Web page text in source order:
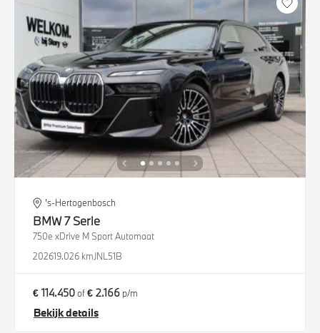
's-Hertogenbosch
BMW7 Serie
750e xDrive M Sport Automaat
202619.026 kmJNL51B
€ 114.450of€ 2.166 p/m
Bekijk details